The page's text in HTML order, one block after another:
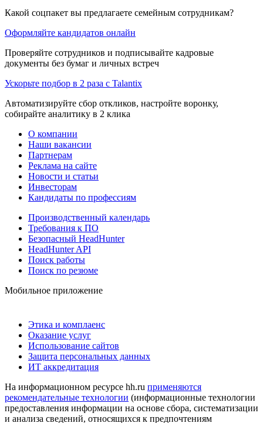
Какой соцпакет вы предлагаете семейным сотрудникам?
Оформляйте кандидатов онлайн
Проверяйте сотрудников и подписывайте кадровые
документы без бумаг и личных встреч
Ускорьте подбор в 2 раза с Talantix
Автоматизируйте сбор откликов, настройте воронку,
собирайте аналитику в 2 клика
О компании
Наши вакансии
Партнерам
Реклама на сайте
Новости и статьи
Инвесторам
Кандидаты по профессиям
Производственный календарь
Требования к ПО
Безопасный HeadHunter
HeadHunter API
Поиск работы
Поиск по резюме
Мобильное приложение
Этика и комплаенс
Оказание услуг
Использование сайтов
Защита персональных данных
ИТ аккредитация
На информационном ресурсе hh.ru применяются
рекомендательные технологии (информационные технологии
предоставления информации на основе сбора, систематизации
и анализа сведений, относящихся к предпочтениям